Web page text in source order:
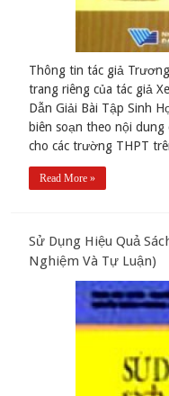
Thông tin tác giả
trang riêng của tác giả
Dẫn Giải Bài Tập Sinh
biên soạn theo nội
cho các trường THPT
Read More »
Sử Dụng Hiệu Quả
Nghiệm Và Tự Luận)